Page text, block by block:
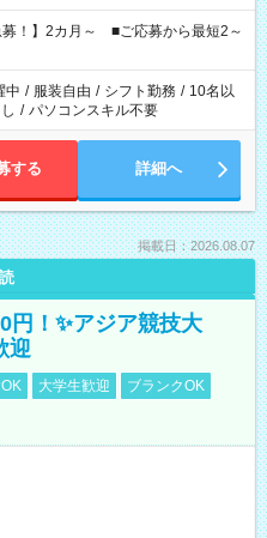
を持って夕飯の準備がしたい」
い」 など、ご希望を教えてください
時間。 合計で週40時間を超える場
募！】2カ月～ ■ご応募から最短2～
中 / 服装自由 / シフト勤務 / 10名以
/ パソコンスキル不要
する 詳細へ
掲載日：2026.08.07
円！✨アジア競技大
迎
大学生歓迎
ブランクOK